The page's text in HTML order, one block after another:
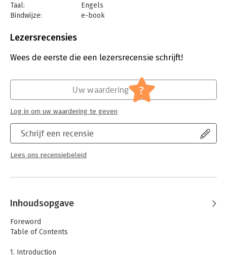
Taal:
Engels
Bindwijze:
e-book
Bestandsformaat:
Uitgever:
Van Haren Publishing B.V.
Hoofdrubriek:
Algemeen management
Serie:
Lezersrecensies
Wees de eerste die een lezersrecensie schrijft!
Schrijf een recensie
Lees ons recensiebeleid
Uw waardering ?
Log in om uw waardering te geven
Inhoudsopgave
Foreword
Table of Contents
1. Introduction